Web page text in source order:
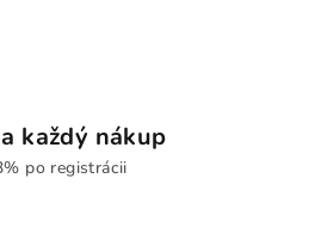
každý nákup
po registrácii